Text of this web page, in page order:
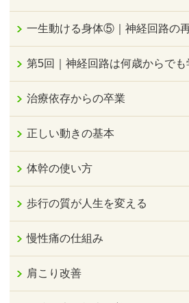
一生動ける身体⑤｜神経回路の
第5回｜神経回路は何歳からでも
治療依存からの卒業
正しい動きの基本
体幹の使い方
歩行の質が人生を変える
慢性痛の仕組み
肩こり改善